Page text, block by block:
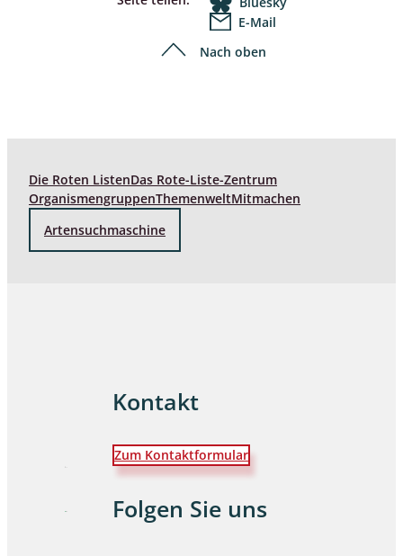
E-Mail
Nach oben
Die Roten ListenDas Rote-Liste-Zentrum
OrganismengruppenThemenweltMitmachen
Artensuchmaschine
Kontakt
Zum Kontaktformular
Folgen Sie uns